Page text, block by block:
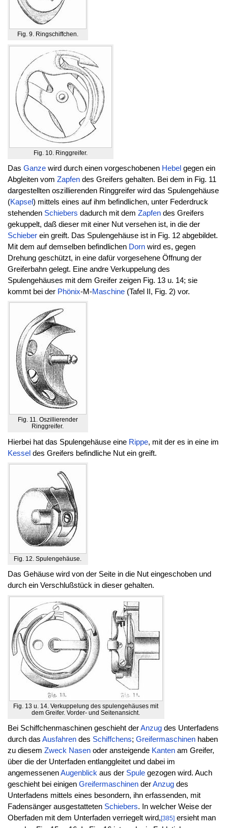
Fig. 9. Ringschiffchen.
Fig. 10. Ringgreifer.
Das Ganzewird durch einen vorgeschobenen Hebel gegen ein
Abgleiten vom Zapfendes Greifers gehalten. Bei dem in Fig. 11
dargestellten oszillierenden Ringgreifer wird das Spulengehäuse
(Kapsel) mittels eines auf ihm befindlichen, unter Federdruck
stehenden Schiebers dadurch mit dem Zapfendes Greifers
gekuppelt, daß dieser mit einer Nut versehen ist, in die der
Schieberein greift. Das Spulengehäuse ist in Fig. 12 abgebildet.
Mit dem auf demselben befindlichen Dornwird es, gegen
Drehung geschützt, in eine dafür vorgesehene Öffnung der
Greiferbahn gelegt. Eine andre Verkuppelung des
Spulengehäuses mit dem Greifer zeigen Fig. 13 u. 14; sie
kommt bei der Phönix-M-Maschine(Tafel II, Fig. 2) vor.
Fig. 11. Oszillierender
Ringgreifer.
Hierbei hat das Spulengehäuse eine Rippe, mit der es in eine im
Kessel des Greifers befindliche Nut ein greift.
Fig. 12. Spulengehäuse.
Das Gehäuse wird von der Seite in die Nut eingeschoben und
durch ein Verschlußstück in dieser gehalten.
Fig. 13 u. 14. Verkuppelung des spulengehäuses mit
dem Greifer. Vorder- und Seitenansicht.
Bei Schiffchenmaschinen geschieht derAnzugdes Unterfadens
durch das Ausfahrendes Schiffchens; Greifermaschinenhaben
zu diesem Zweck Nasenoder ansteigende Kantenam Greifer,
über die der Unterfaden entlanggleitet und dabei im
angemessenenAugenblick aus der Spulegezogen wird. Auch
geschieht bei einigen GreifermaschinenderAnzugdes
Unterfadens mittels eines besondern, ihn erfassenden, mit
Fadensänger ausgestatteten Schiebers. In welcher Weise der
Oberfaden mit dem Unterfaden verriegelt wird,[385]ersieht man